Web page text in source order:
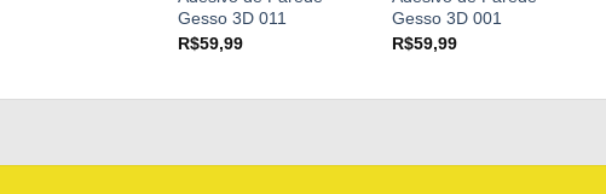
Gesso 3D 011
R$59,99
Gesso 3D 001
R$59,99